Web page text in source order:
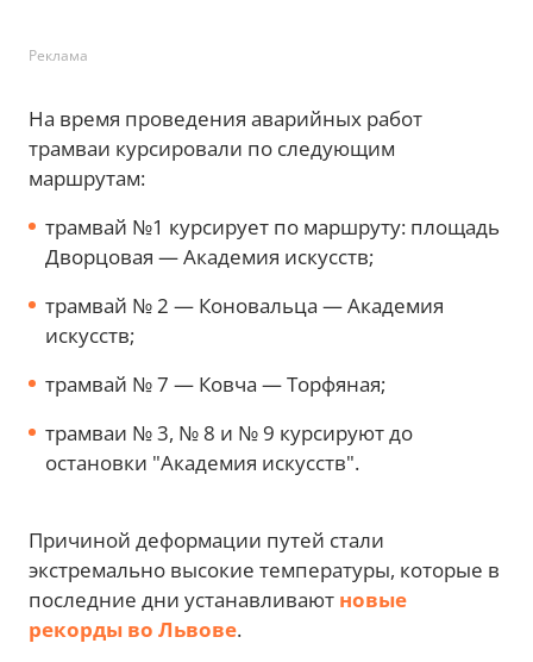
Реклама
На время проведения аварийных работ
трамваи курсировали по следующим
маршрутам:
трамвай №1 курсирует по маршруту: площадь
Дворцовая — Академия искусств;
трамвай № 2 — Коновальца — Академия
искусств;
трамвай № 7 — Ковча — Торфяная;
трамваи № 3, № 8 и № 9 курсируют до
остановки "Академия искусств".
Причиной деформации путей стали
экстремально высокие температуры, которые в
последние дни устанавливают новые
рекорды во Львове.